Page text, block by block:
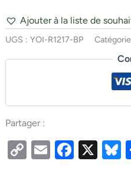
Ajouter à la liste de
UGS :YOI-R1217-BP
Partager :
CopyEmail X